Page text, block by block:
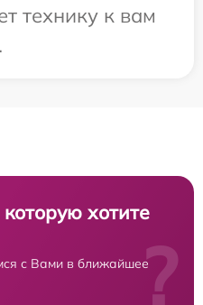
технику к вам
хотите
с Вами в ближайшее?